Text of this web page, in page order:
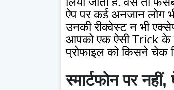
ऐप पर कई अनजान लोग
उनकी रीक्वेस्ट न भी
आपको एक ऐसी Trick
प्रोफाइल को किसने चेक
स्मार्टफोन पर